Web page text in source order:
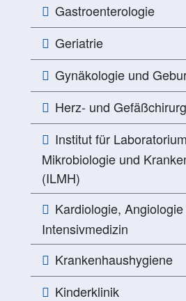
Gastroenterologie
Geriatrie
Gynäkologie und
Herz- und
Institut für
Mikrobiologie und
(ILMH)
Kardiologie,
Intensivmedizin
Krankenhaushygiene
Kinderklinik